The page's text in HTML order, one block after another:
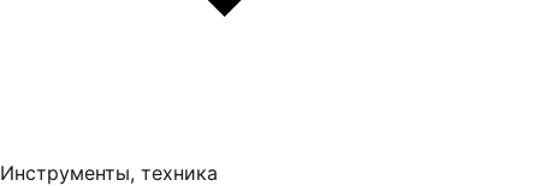
Инструменты, техника